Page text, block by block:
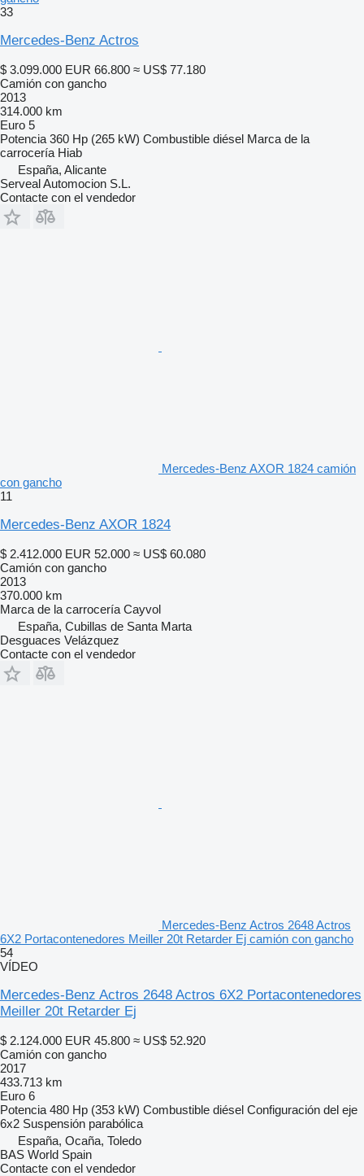
33
Mercedes-Benz Actros
$ 3.099.000 EUR 66.800 ≈ US$ 77.180
Camión con gancho
2013
314.000 km
Euro 5
Potencia 360 Hp (265 kW) Combustible diésel Marca de la
carrocería Hiab
España, Alicante
Serveal Automocion S.L.
Contacte con el vendedor
Mercedes-Benz AXOR 1824 camión
con gancho
11
Mercedes-Benz AXOR 1824
$ 2.412.000 EUR 52.000 ≈ US$ 60.080
Camión con gancho
2013
370.000 km
Marca de la carrocería Cayvol
España, Cubillas de Santa Marta
Desguaces Velázquez
Contacte con el vendedor
Mercedes-Benz Actros 2648 Actros
6X2 Portacontenedores Meiller 20t Retarder Ej camión con gancho
54
VÍDEO
Mercedes-Benz Actros 2648 Actros 6X2 Portacontenedores
Meiller 20t Retarder Ej
$ 2.124.000 EUR 45.800 ≈ US$ 52.920
Camión con gancho
2017
433.713 km
Euro 6
Potencia 480 Hp (353 kW) Combustible diésel Configuración del eje
6x2 Suspensión parabólica
España, Ocaña, Toledo
BAS World Spain
Contacte con el vendedor